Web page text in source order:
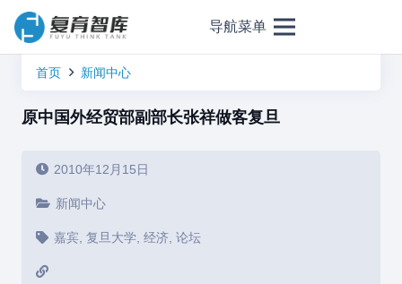
导航菜单
首页 新闻中心
原中国外经贸部副部长张祥做客复旦
2010年12月15日
新闻中心
嘉宾, 复旦大学 经济, 论坛